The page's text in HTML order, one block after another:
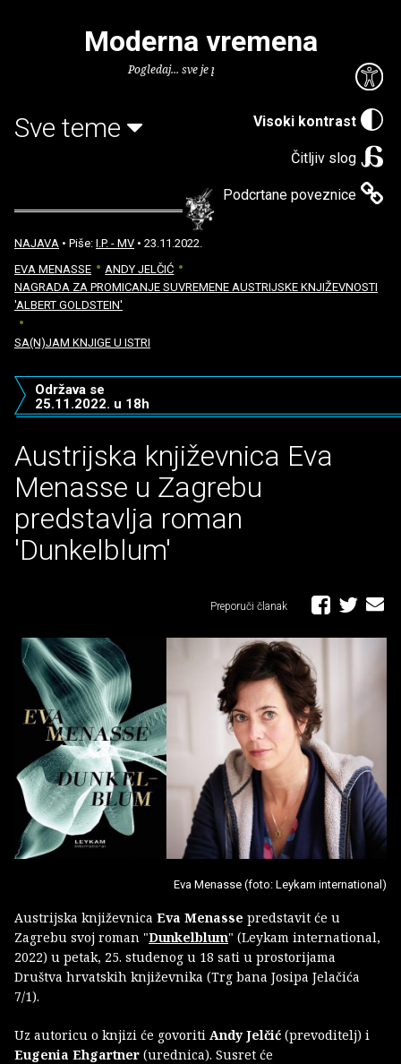
Visoki kontrast
Čitljiv slog
Podcrtane poveznice
Moderna vremena
Pogledaj... sve je puno knjiga.
Sve teme
NAJAVA • Piše: I.P. - MV • 23.11.2022.
EVA MENASSE
ANDY JELČIĆ
NAGRADA ZA PROMICANJE SUVREMENE AUSTRIJSKE KNJIŽEVNOSTI
'ALBERT GOLDSTEIN'
SA(N)JAM KNJIGE U ISTRI
Austrijska književnica Eva
Menasse u Zagrebu
predstavlja roman
'Dunkelblum'
Održava se
25.11.2022. u 18h
Preporuči članak
Eva Menasse (foto: Leykam international)
Austrijska književnica Eva Menasse predstavit će u
Zagrebu svoj roman "Dunkelblum" (Leykam international,
2022) u petak, 25. studenog u 18 sati u prostorijama
Društva hrvatskih književnika (Trg bana Josipa Jelačića
7/1).
Uz autoricu o knjizi će govoriti Andy Jelčić (prevoditelj) i
Eugenia Ehgartner (urednica). Susret će